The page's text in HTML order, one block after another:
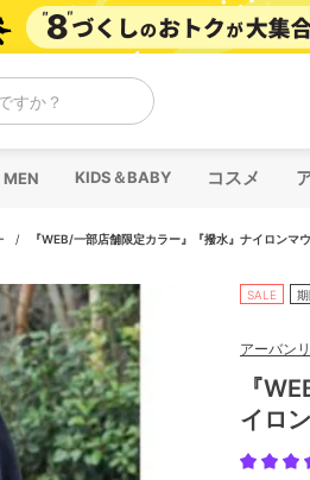
すか？
MEN KIDS＆BABY コスメ
/ 『WEB/一部店舗限定カラー』『撥水』ナイロンマ
SALE
アーバン
『
イロ